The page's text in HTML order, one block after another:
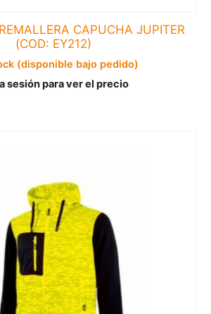
CAPUCHA JUPITER
(COD: EY212)
(disponible bajo pedido)
sesión para ver el precio